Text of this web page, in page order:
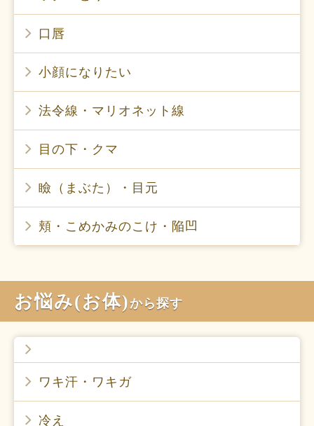
口唇
小顔になりたい
法令線・マリオネット線
目の下・クマ
瞼（まぶた）・目元
頬・こめかみのこけ・陥凹
お悩み(お体)から探す
ワキ汗・ワキガ
冷え